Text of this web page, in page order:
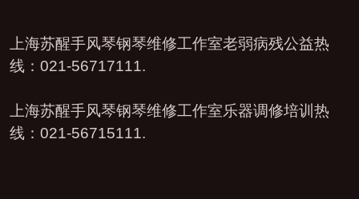
上海苏醒手风琴钢琴维修工作室老弱病残公益热
线：021-56717111.
上海苏醒手风琴钢琴维修工作室乐器调修培训热
线：021-56715111.